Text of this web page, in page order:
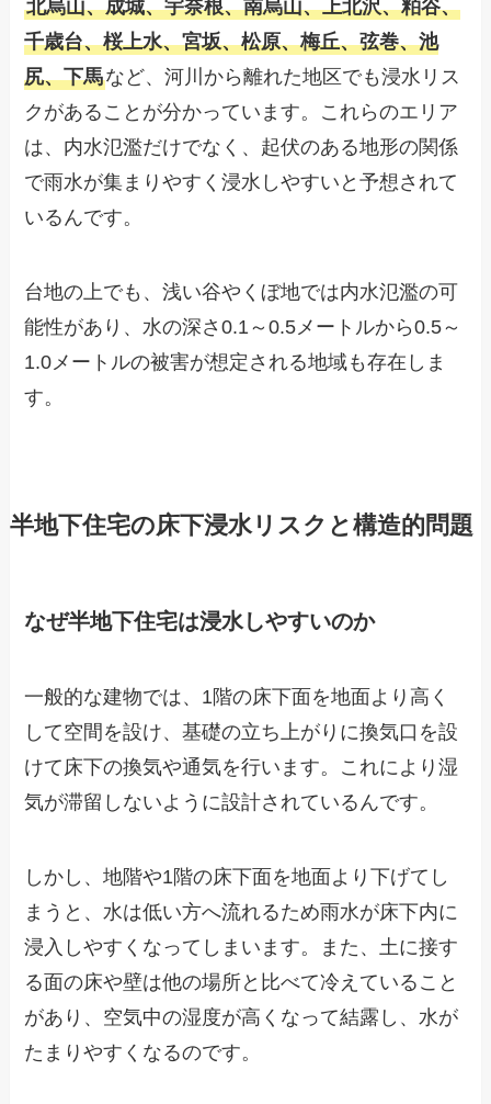
北烏山、成城、宇奈根、南烏山、上北沢、粕谷、
千歳台、桜上水、宮坂、松原、梅丘、弦巻、池
尻、下馬など、河川から離れた地区でも浸水リス
クがあることが分かっています。これらのエリア
は、内水氾濫だけでなく、起伏のある地形の関係
で雨水が集まりやすく浸水しやすいと予想されて
いるんです。
台地の上でも、浅い谷やくぼ地では内水氾濫の可
能性があり、水の深さ0.1～0.5メートルから0.5～
1.0メートルの被害が想定される地域も存在しま
す。
半地下住宅の床下浸水リスクと構造的問題
なぜ半地下住宅は浸水しやすいのか
一般的な建物では、1階の床下面を地面より高く
して空間を設け、基礎の立ち上がりに換気口を設
けて床下の換気や通気を行います。これにより湿
気が滞留しないように設計されているんです。
しかし、地階や1階の床下面を地面より下げてし
まうと、水は低い方へ流れるため雨水が床下内に
浸入しやすくなってしまいます。また、土に接す
る面の床や壁は他の場所と比べて冷えていること
があり、空気中の湿度が高くなって結露し、水が
たまりやすくなるのです。